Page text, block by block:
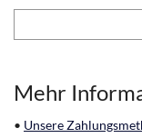
Mehr
• Unsere